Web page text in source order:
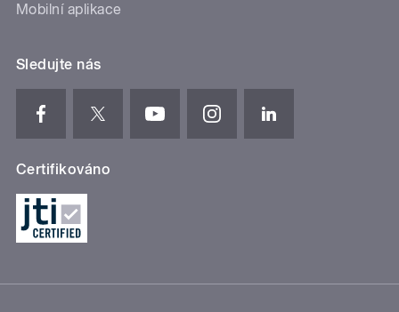
Mobilní aplikace
Sledujte nás
Certifikováno